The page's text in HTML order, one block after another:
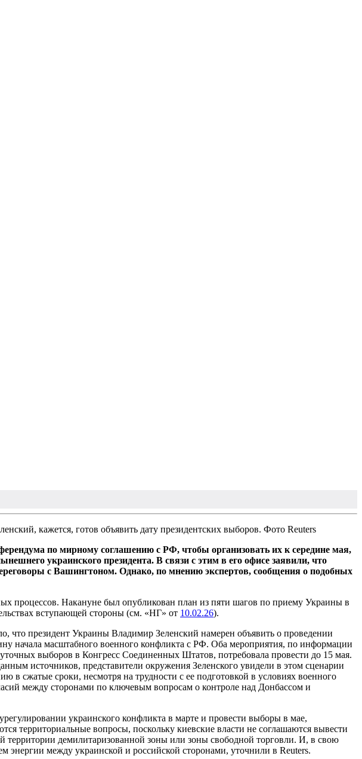
кажется, готов объявить дату президентских выборов. Фото Reuters
по мирному соглашению с РФ, чтобы организовать их к середине мая,
украинского президента. В связи с этим в его офисе заявили, что
с Вашингтоном. Однако, по мнению экспертов, сообщения о подобных
процессов. Накануне был опубликован план из пяти шагов по приему Украины в
вступающей стороны (см. «НГ» от 10.02.26).
что президент Украины Владимир Зеленский намерен объявить о проведении
начала масштабного военного конфликта с РФ. Оба мероприятия, по информации
выборов в Конгресс Соединенных Штатов, потребовала провести до 15 мая.
источников, представители окружения Зеленского увидели в этом сценарии
в сжатые сроки, несмотря на трудности с ее подготовкой в условиях военного
между сторонами по ключевым вопросам о контроле над Донбассом и
украинского конфликта в марте и провести выборы в мае,
территориальные вопросы, поскольку киевские власти не соглашаются вывести
территории демилитаризованной зоны или зоны свободной торговли. И, в свою
между украинской и российской сторонами, уточнили в Reuters.